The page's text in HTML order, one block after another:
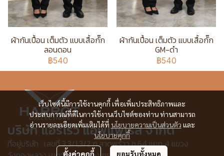
ผ้ากันเปื้อน เต็มตัว แบบเสื้อกั๊ก
ลอนดอน
฿540
ผ้ากันเปื้อน เต็มตัว แบบเสื้อกั๊ก
GM-ดำ
฿540
เว็บไซต์นี้มีการใช้งานคุกกี้ เพื่อเพิ่มประสิทธิภาพและ
ประสบการณ์ที่ดีในการใช้งานเว็บไซต์ของท่าน ท่านสามารถ
อ่านรายละเอียดเพิ่มเติมได้ที่ นโยบายความเป็นส่วนตัว และ
นโยบายคุกกี้
ตั้งค่าคุกกี้ ยอมรับทั้งหมด
บริษัท แอร์โรว์ แอพแพเรล จำกัด
ที่อยู่บริษัท : เลขที่ 3,3/1,3/2 ก.ลาดพร้าว ซ.64 แยก 4 แขวง